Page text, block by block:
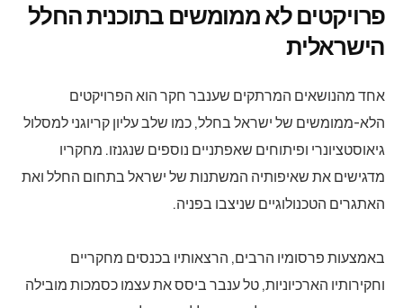
פרויקטים לא ממומשים בתוכנית החלל
הישראלית
אחד מהנושאים המרתקים שענבר חקר הוא הפרויקטים
הלא-ממומשים של ישראל בחלל, כמו שלב עליון קריוגני למסלול
גיאוסטציונרי ופיתוחים שאפתניים נוספים שנגנזו. מחקריו
מדגישים את שאיפותיה המשתנות של ישראל בתחום החלל ואת
האתגרים הטכנולוגיים שניצבו בפניה.
באמצעות פרסומיו הרבים, הרצאותיו בכנסים מחקריים
וחקירותיו הארכיוניות, טל ענבר ביסס את עצמו כסמכות מובילה